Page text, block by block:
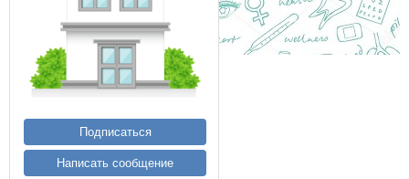
Подписаться
Написать сообщение